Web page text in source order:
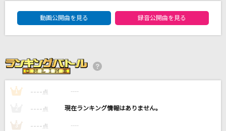
Tomorrow's way
YUI
Error
GARNiDELiA
BURN
動画公開曲を見る 録音公開曲を見る
1 ---- 点 ----
---- 点 ----
3 ---- 点 ----